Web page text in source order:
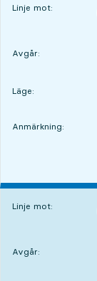
Linje mot:
Avgår:
Läge:
LÄGE,
,
Anmärkning:
Linje mot:
Avgår: